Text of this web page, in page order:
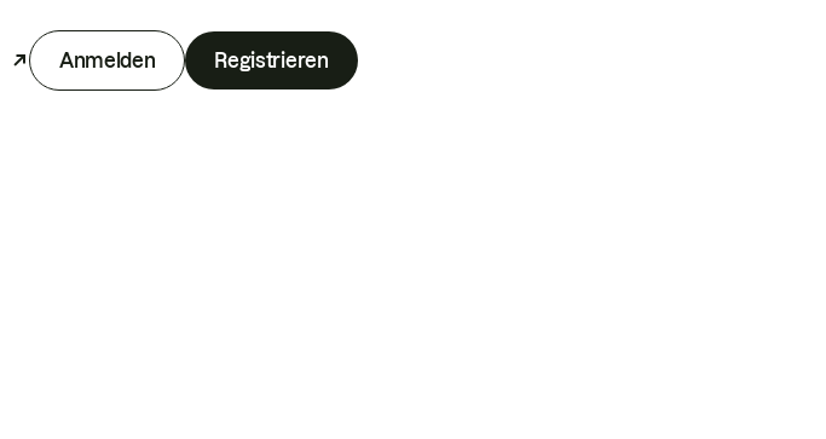
Anmelden Registrieren